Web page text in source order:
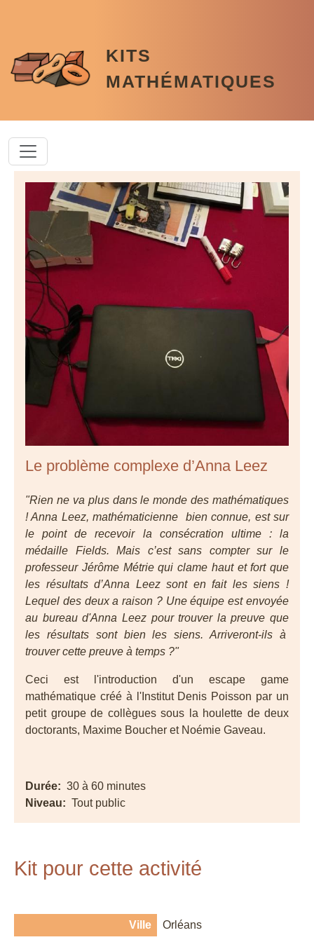
KITS
MATHÉMATIQUES
Le problème complexe d’Anna Leez
"Rien ne va plus dans le monde des mathématiques
! Anna Leez, mathématicienne bien connue, est sur
le point de recevoir la consécration ultime : la
médaille Fields. Mais c’est sans compter sur le
professeur Jérôme Métrie qui clame haut et fort que
les résultats d’Anna Leez sont en fait les siens !
Lequel des deux a raison ? Une équipe est envoyée
au bureau d'Anna Leez pour trouver la preuve que
les résultats sont bien les siens. Arriveront-ils à
trouver cette preuve à temps ?"
Ceci est l'introduction d'un escape game
mathématique créé à l'Institut Denis Poisson par un
petit groupe de collègues sous la houlette de deux
doctorants, Maxime Boucher et Noémie Gaveau.
Durée
30 à 60 minutes
Niveau
Tout public
Kit pour cette activité
Ville Orléans